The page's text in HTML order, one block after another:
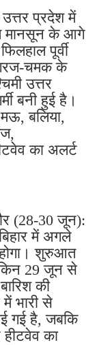
प्रदेश में
मानसून के आगे
पूर्वी
चमक के
उत्तर
बनी हुई है।
बलिया,
का अलर्ट
(28-30 जून):
में अगले
शुरुआत
29 जून से
की
में भारी से
गई है, जबकि
हीटवेव का